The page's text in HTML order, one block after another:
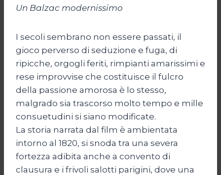
Un Balzac modernissimo
I secoli sembrano non essere passati, il
gioco perverso di seduzione e fuga, di
ripicche, orgogli feriti, rimpianti amarissimi e
rese improvvise che costituisce il fulcro
della passione amorosa è lo stesso,
malgrado sia trascorso molto tempo e mille
consuetudini si siano modificate.
La storia narrata dal film è ambientata
intorno al 1820, si snoda tra una severa
fortezza adibita anche a convento di
clausura e i frivoli salotti parigini, dove una